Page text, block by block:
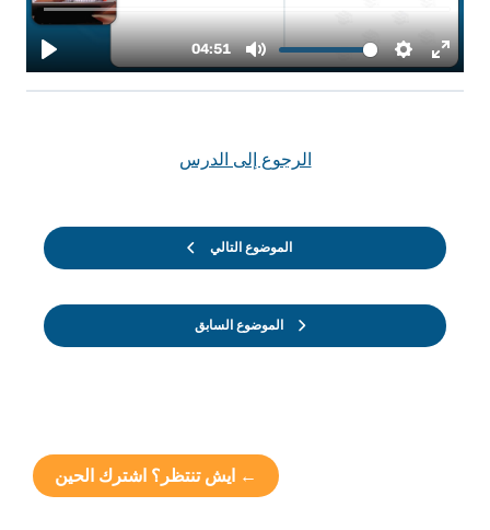
الموضوع السابق
الرجوع إلى الدرس
الموضوع التالي
← ايش تنتظر؟ اشترك الحين